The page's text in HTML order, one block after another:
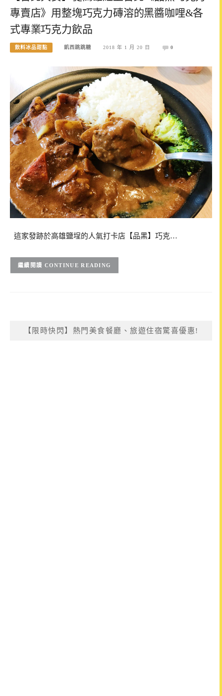
專賣店》用整塊巧克力磚溶的黑醬咖哩&各
式專業巧克力飲品
飲料冰品甜點 凱西跳跳糖 2018 年 1 月 20 日 0
這家發跡於高雄鹽埕的人氣打卡店【品黑】巧克…
CONTINUE READING
【限時快閃】熱門美食餐廳、旅遊住宿驚喜優惠!